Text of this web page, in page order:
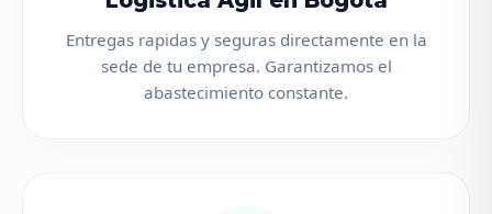
Entregas rapidas y seguras directamente en la
sede de tu empresa. Garantizamos el
abastecimiento constante.